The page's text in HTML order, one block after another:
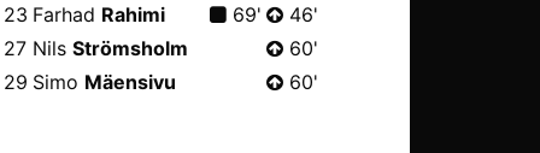
23 Farhad Rahimi 69'
46'
27 Nils Strömsholm
60'
29 Simo Mäensivu 60'